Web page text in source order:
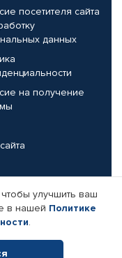
посетителя сайта
данных
на получение
компании
улучшить ваш
в нашей Политике
.